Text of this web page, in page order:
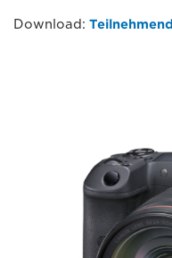
Download: